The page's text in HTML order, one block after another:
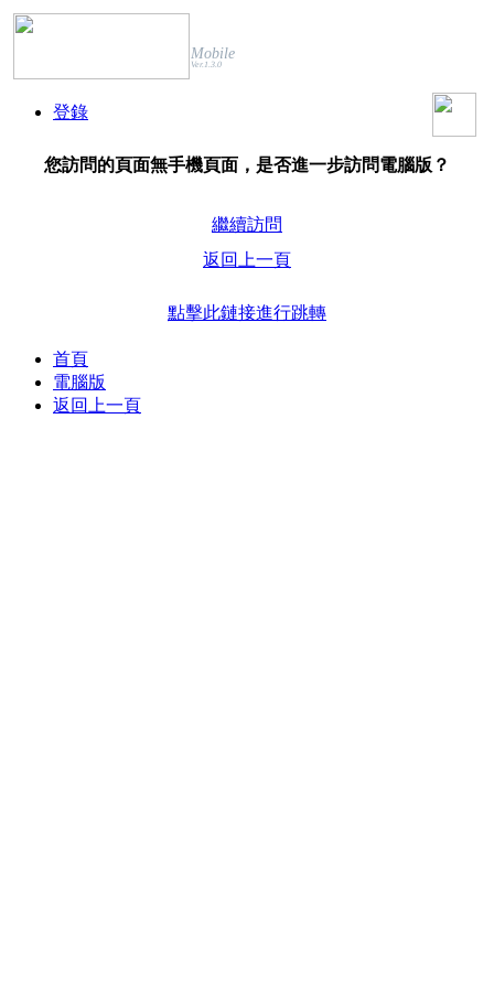
Mobile
Ver.1.3.0
登錄
您訪問的頁面無手機頁面，是否進一步訪問電腦版？
繼續訪問
返回上一頁
點擊此鏈接進行跳轉
首頁
電腦版
返回上一頁